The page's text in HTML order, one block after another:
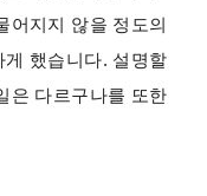
어지지 않을 정도의
했습니다. 설명할
은 다르구나를 또한